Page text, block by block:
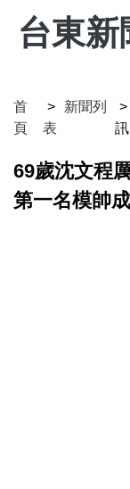
台東新
首
頁
新聞列
表
訊
69歲沈文程
第一名模帥